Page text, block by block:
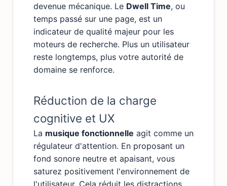
devenue mécanique. Le Dwell Time, ou
temps passé sur une page, est un
indicateur de qualité majeur pour les
moteurs de recherche. Plus un utilisateur
reste longtemps, plus votre autorité de
domaine se renforce.
Réduction de la charge
cognitive et UX
La musique fonctionnelle agit comme un
régulateur d'attention. En proposant un
fond sonore neutre et apaisant, vous
saturez positivement l'environnement de
l'utilisateur. Cela réduit les distractions